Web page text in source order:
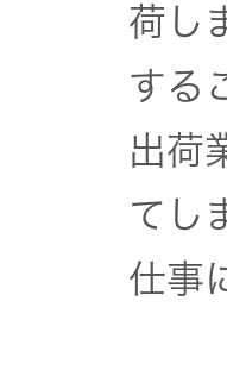
荷し
する
出荷
てし
仕事